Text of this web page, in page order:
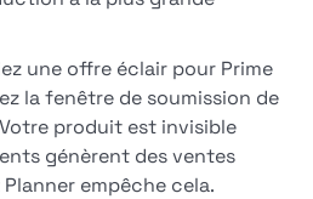
une offre éclair pour Prime
la fenêtre de soumission de
produit est invisible
génèrent des ventes
empêche cela.